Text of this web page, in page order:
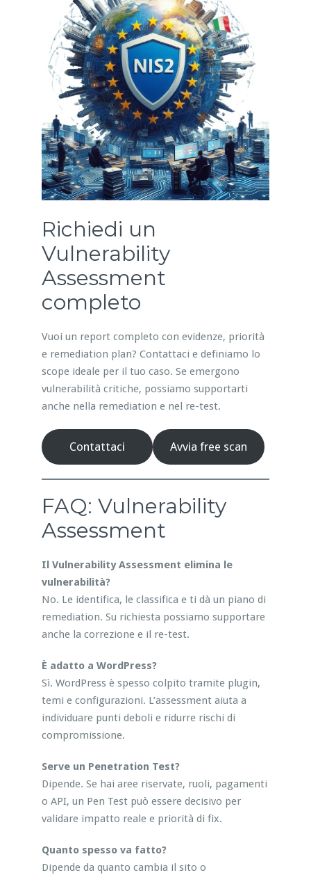
Richiedi un
Vulnerability
Assessment
completo
Vuoi un report completo con evidenze, priorità
e remediation plan? Contattaci e definiamo lo
scope ideale per il tuo caso. Se emergono
vulnerabilità critiche, possiamo supportarti
anche nella remediation e nel re-test.
Contattaci Avvia free scan
FAQ: Vulnerability
Assessment
Il Vulnerability Assessment elimina le
vulnerabilità?
No. Le identifica, le classifica e ti dà un piano di
remediation. Su richiesta possiamo supportare
anche la correzione e il re-test.
È adatto a WordPress?
Sì. WordPress è spesso colpito tramite plugin,
temi e configurazioni. L’assessment aiuta a
individuare punti deboli e ridurre rischi di
compromissione.
Serve un Penetration Test?
Dipende. Se hai aree riservate, ruoli, pagamenti
o API, un Pen Test può essere decisivo per
validare impatto reale e priorità di fix.
Quanto spesso va fatto?
Dipende da quanto cambia il sito o